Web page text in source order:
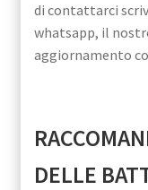
di contattarci
whatsapp, il
aggiornamento
DELLE